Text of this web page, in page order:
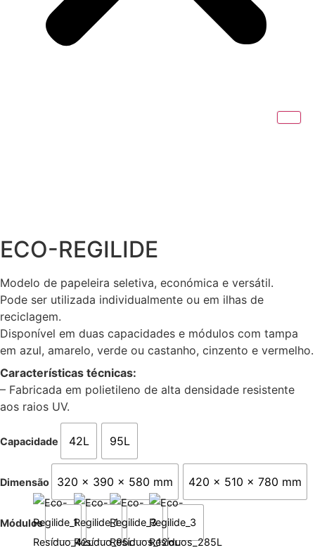
ECO-REGILIDE
Modelo de papeleira seletiva, económica e versátil.
Pode ser utilizada individualmente ou em ilhas de
reciclagem.
Disponível em duas capacidades e módulos com tampa
em azul, amarelo, verde ou castanho, cinzento e vermelho.
Características técnicas:
– Fabricada em polietileno de alta densidade resistente
aos raios UV.
Capacidade 42L 95L
Dimensão 320 x 390 x 580 mm 420 x 510 x 780 mm
Módulos